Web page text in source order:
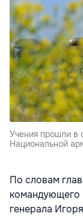
Учения прошли в
Национальной
По словам
командующего
генерала